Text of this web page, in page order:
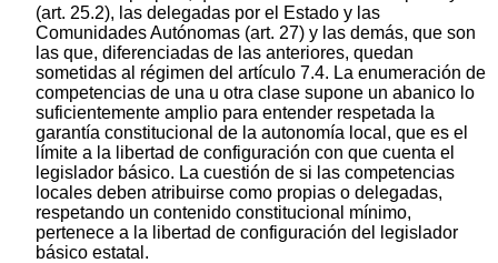
(art. 25.2), las delegadas por el Estado y las
Comunidades Autónomas (art. 27) y las demás, que son
las que, diferenciadas de las anteriores, quedan
sometidas al régimen del artículo 7.4. La enumeración de
competencias de una u otra clase supone un abanico lo
suficientemente amplio para entender respetada la
garantía constitucional de la autonomía local, que es el
límite a la libertad de configuración con que cuenta el
legislador básico. La cuestión de si las competencias
locales deben atribuirse como propias o delegadas,
respetando un contenido constitucional mínimo,
pertenece a la libertad de configuración del legislador
básico estatal.